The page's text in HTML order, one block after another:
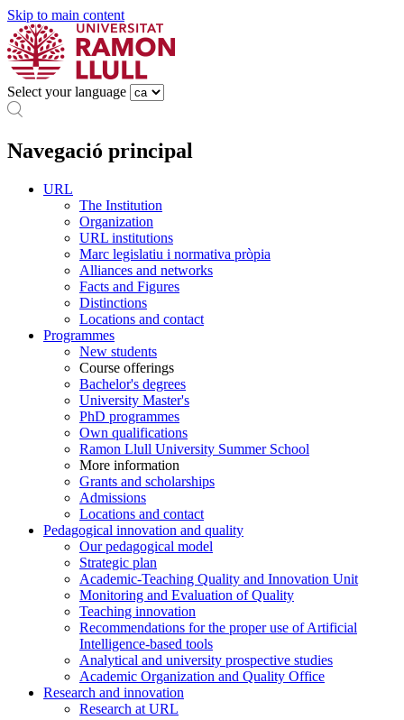
Skip to main content
Select your language
Navegació principal
URL
The Institution
Organization
URL institutions
Marc legislatiu i normativa pròpia
Alliances and networks
Facts and Figures
Distinctions
Locations and contact
Programmes
New students
Course offerings
Bachelor's degrees
University Master's
PhD programmes
Own qualifications
Ramon Llull University Summer School
More information
Grants and scholarships
Admissions
Locations and contact
Pedagogical innovation and quality
Our pedagogical model
Strategic plan
Academic-Teaching Quality and Innovation Unit
Monitoring and Evaluation of Quality
Teaching innovation
Recommendations for the proper use of Artificial
Intelligence-based tools
Analytical and university prospective studies
Academic Organization and Quality Office
Research and innovation
Research at URL